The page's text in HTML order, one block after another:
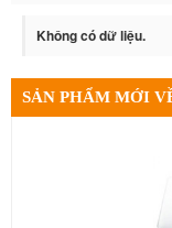
Không có dữ liệu.
SẢN PHẨM MỚI